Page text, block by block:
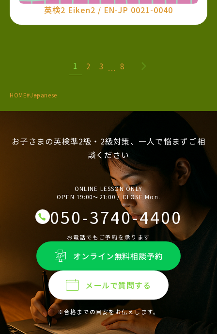
英検2 Eiken2 / EN-JP 0021-0040
1 2 3 ... 8
HOME#Japanese
お子さまの英検準2級・2級対策、一人で悩まずご相
談ください
ONLINE LESSON ONLY
OPEN 19:00〜21:00 / CLOSE Mon.
050-3740-4400
お電話でもご予約を承ります
オンライン無料相談予約
メールで質問する
※合格までの目安をお伝えします。